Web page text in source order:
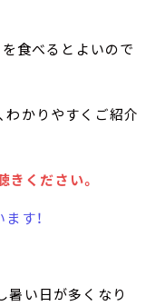
食べるとよいので
かりやすくご紹介
ください。
す！
暑い日が多くなり